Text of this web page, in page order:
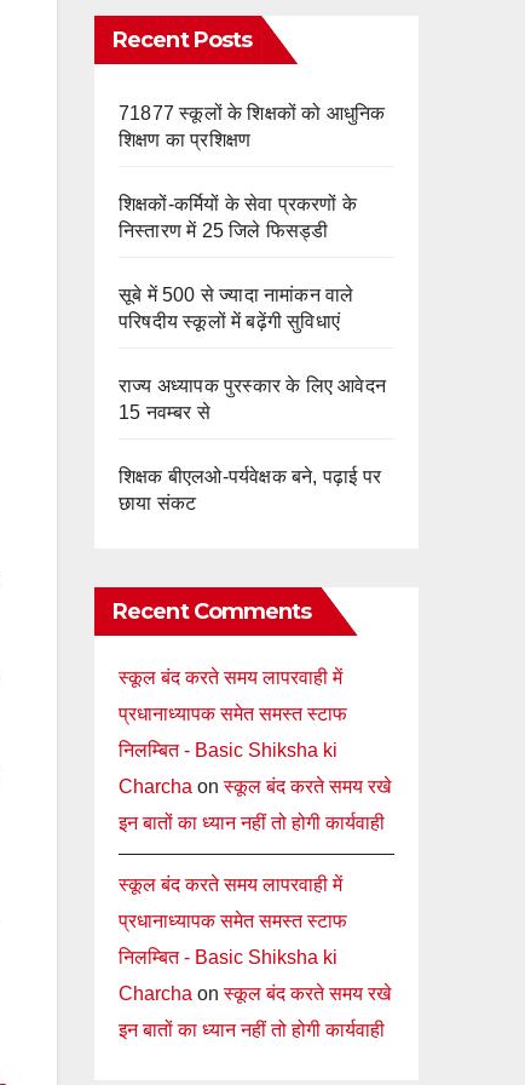
Recent Posts
71877 स्कूलों के शिक्षकों को आधुनिक
शिक्षण का प्रशिक्षण
शिक्षकों-कर्मियों के सेवा प्रकरणों के
निस्तारण में 25 जिले फिसड्डी
सूबे में 500 से ज्यादा नामांकन वाले
परिषदीय स्कूलों में बढ़ेंगी सुविधाएं
राज्य अध्यापक पुरस्कार के लिए आवेदन
15 नवम्बर से
शिक्षक बीएलओ-पर्यवेक्षक बने, पढ़ाई पर
छाया संकट
Recent Comments
स्कूल बंद करते समय लापरवाही में
प्रधानाध्यापक समेत समस्त स्टाफ
निलम्बित - Basic Shiksha ki
Charcha onस्कूल बंद करते समय रखे
इन बातों का ध्यान नहीं तो होगी कार्यवाही
स्कूल बंद करते समय लापरवाही में
प्रधानाध्यापक समेत समस्त स्टाफ
निलम्बित - Basic Shiksha ki
Charcha onस्कूल बंद करते समय रखे
इन बातों का ध्यान नहीं तो होगी कार्यवाही